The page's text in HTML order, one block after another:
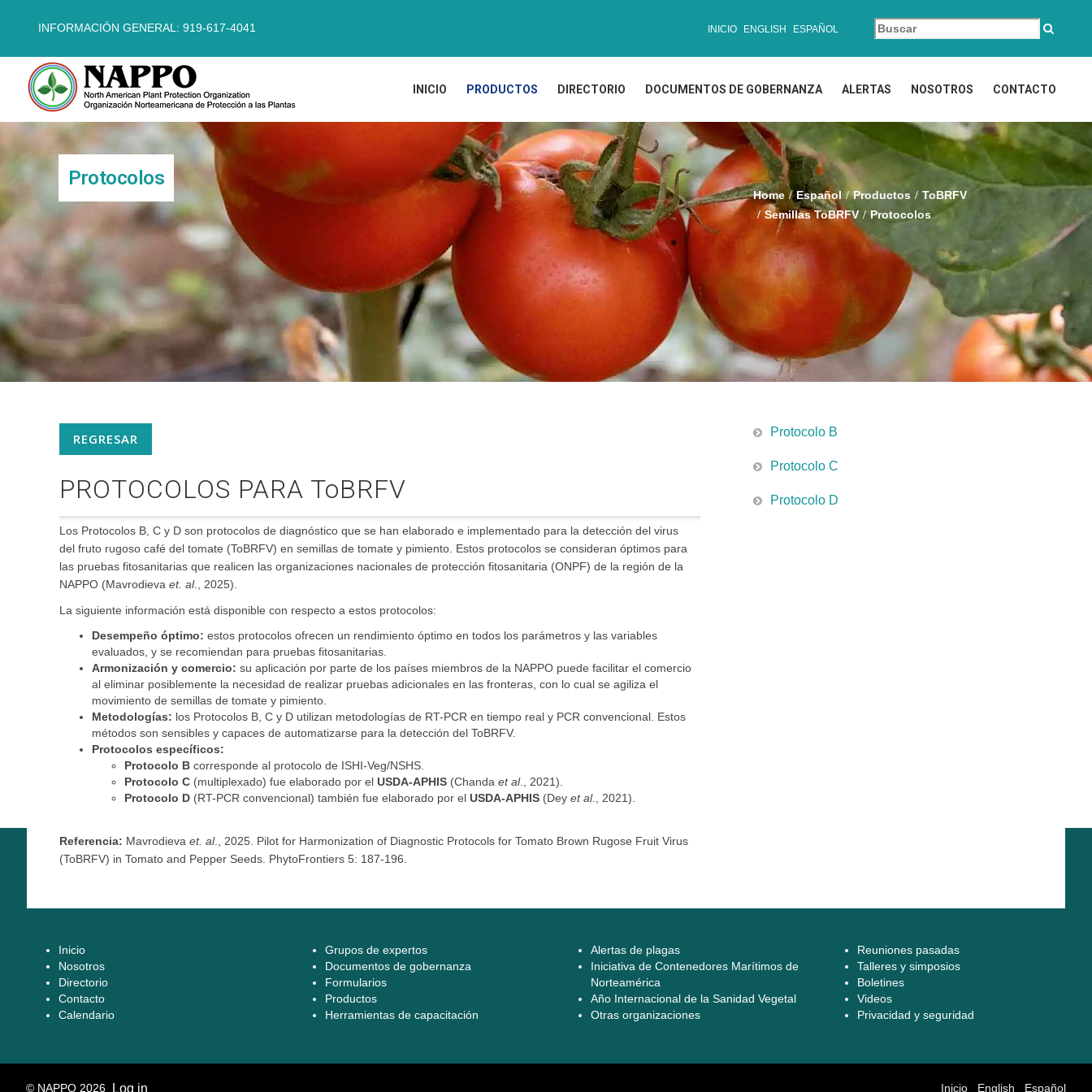
INFORMACIÓN GENERAL: 919-617-4041 INICIO ENGLISH ESPAÑOL
INICIO PRODUCTOS DIRECTORIO DOCUMENTOS DE GOBERNANZA ALERTAS NOSOTROS CONTACTO
Protocolos
Home Español Productos
ToBRFV
Semillas ToBRFV
Protocolos
REGRESAR
PROTOCOLOS PARA ToBRFV
Los Protocolos B, C y D son protocolos de diagnóstico que se han elaborado e implementado para la detección del virus
del fruto rugoso café del tomate (ToBRFV) en semillas de tomate y pimiento. Estos protocolos se consideran óptimos para
las pruebas fitosanitarias que realicen las organizaciones nacionales de protección fitosanitaria (ONPF) de la región de la
NAPPO (Mavrodieva et. al., 2025).
La siguiente información está disponible con respecto a estos protocolos:
Desempeño óptimo: estos protocolos ofrecen un rendimiento óptimo en todos los parámetros y las variables
evaluados, y se recomiendan para pruebas fitosanitarias.
Armonización y comercio: su aplicación por parte de los países miembros de la NAPPO puede facilitar el comercio
al eliminar posiblemente la necesidad de realizar pruebas adicionales en las fronteras, con lo cual se agiliza el
movimiento de semillas de tomate y pimiento.
Metodologías: los Protocolos B, C y D utilizan metodologías de RT-PCR en tiempo real y PCR convencional. Estos
métodos son sensibles y capaces de automatizarse para la detección del ToBRFV.
Protocolos específicos:
Protocolo B corresponde al protocolo de ISHI-Veg/NSHS.
Protocolo C (multiplexado) fue elaborado por el USDA-APHIS (Chanda et al., 2021).
Protocolo D (RT-PCR convencional) también fue elaborado por el USDA-APHIS (Dey et al., 2021).
Referencia: Mavrodieva et. al., 2025. Pilot for Harmonization of Diagnostic Protocols for Tomato Brown Rugose Fruit Virus
(ToBRFV) in Tomato and Pepper Seeds. PhytoFrontiers 5: 187-196.
Protocolo B
Protocolo C
Protocolo D
Inicio
Nosotros
Directorio
Contacto
Calendario
Grupos de expertos
Documentos de gobernanza
Formularios
Productos
Herramientas de capacitación​​​​​​​
Alertas de plagas
Iniciativa de Contenedores Marítimos de
Norteamérica
Año Internacional de la Sanidad Vegetal​​​​​​​
Otras organizaciones​​​​​​​
Reuniones pasadas
Talleres y simposios
Boletines
Videos
Privacidad y seguridad​​​​​​​
© NAPPO 2026 Log in Inicio English Español